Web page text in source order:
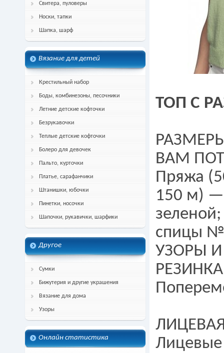
Свитера, пуловеры
Носки, тапки
Шапка, шарф
Вязание для детей
Крестильный набор
Боды, комбинезоны, песочники
Летние детские кофточки
Безрукавочки
Теплые детские кофточки
Болеро для девочек
Пальто, курточки
Платье, сарафанчики
Штанишки, юбочки
Пинетки, носочки
Шапочки, рукавички, шарфики
Другое
Сумки
Бижутерия и другие украшения
Вязание для дома
Узоры
Онлайн статистика
ТОП С
ВАМ
Пряжа
150 м) —
зеленой;
спицы
УЗОРЫ
РЕЗИНКА